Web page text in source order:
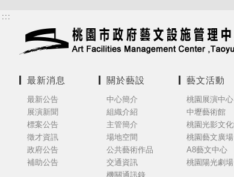
:::
最新消息
最新公告
展演新聞
標案公告
徵才資訊
政府公告
補助公告
關於藝設
中心簡介
組織介紹
主管簡介
場地空間
公共藝術作品
交通資訊
機關通訊錄
藝文活動
桃園展演中心
中壢藝術館
桃園光影文
桃園藝文廣場
A8藝文中心
桃園陽光劇場